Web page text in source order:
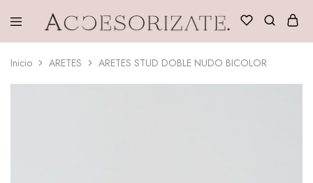
Inicio ARETES ARETES STUD DOBLE NUDO BICOLOR